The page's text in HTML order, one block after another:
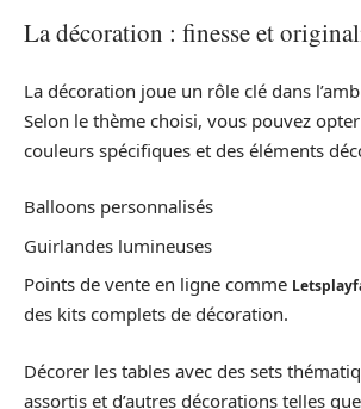
La décoration : finesse et
La décoration joue un rôle clé dans
Selon le thème choisi, vous pouvez
couleurs spécifiques et des éléments
Balloons personnalisés
Guirlandes lumineuses
Points de vente en ligne comme
des kits complets de décoration.
Décorer les tables avec des sets
assortis et d’autres décorations telles